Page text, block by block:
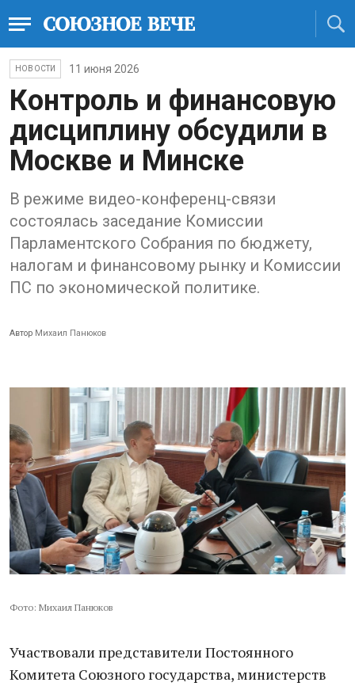
НОВОСТИ 11 июня 2026
Контроль и финансовую
дисциплину обсудили в
Москве и Минске
В режиме видео-конференц-связи
состоялась заседание Комиссии
Парламентского Собрания по бюджету,
налогам и финансовому рынку и Комиссии
ПС по экономической политике.
Автор Михаил Панюков
Фото: Михаил Панюков
Участвовали представители Постоянного
Комитета Союзного государства, министерств